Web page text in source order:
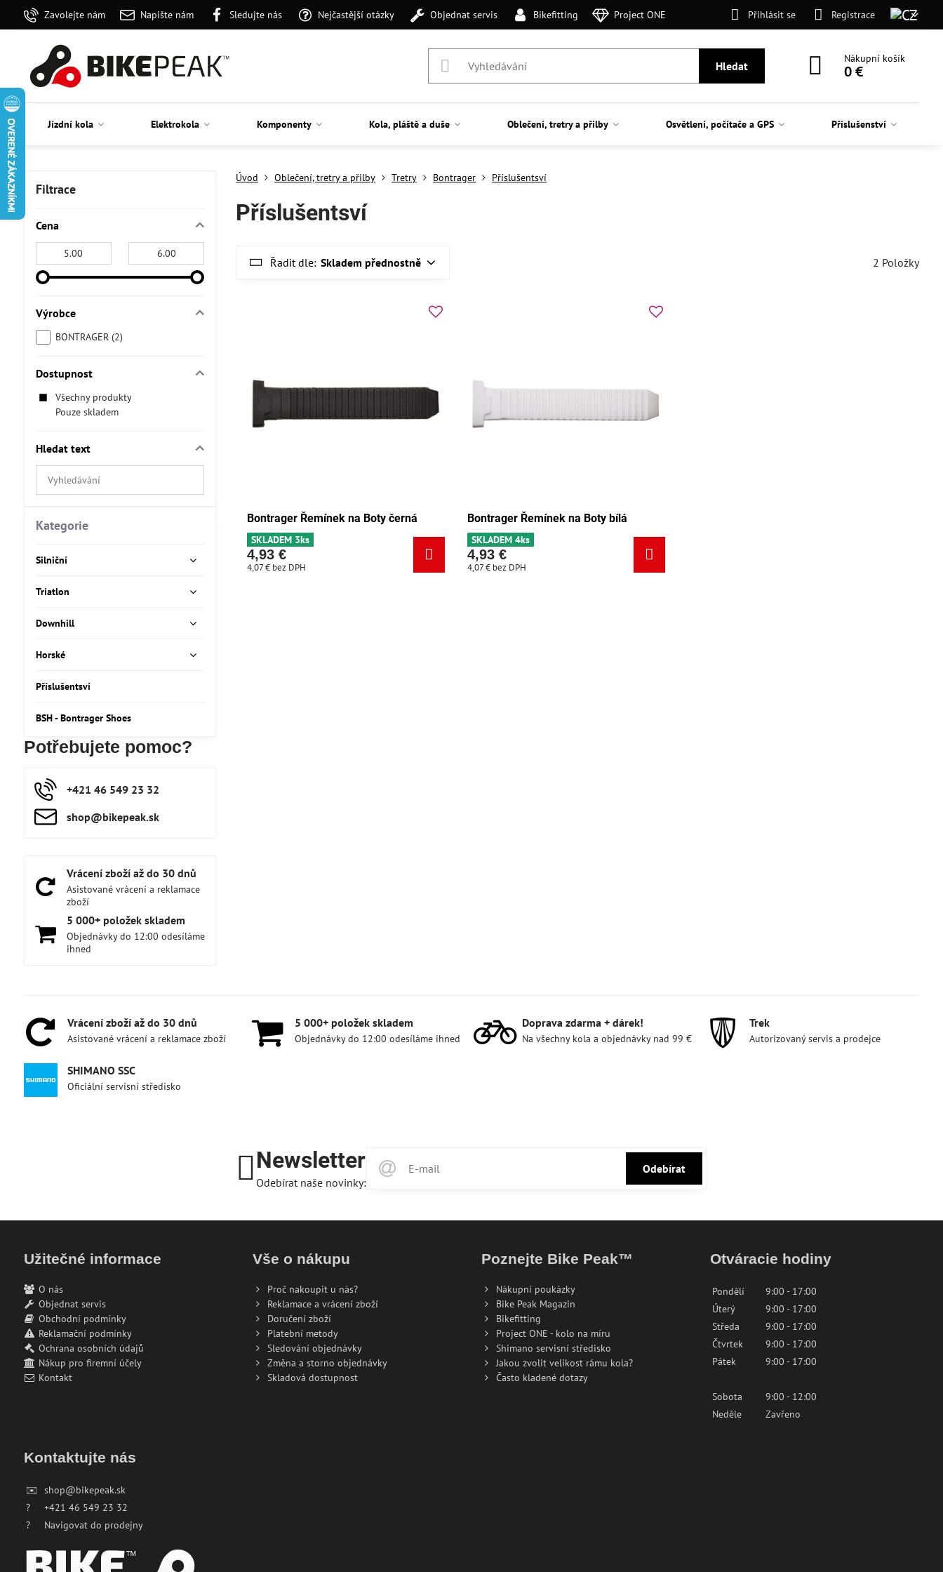
Zavolejte nám Napište nám Sledujte nás Nejčastější otázky Objednat servis Bikefitting Project ONE Přihlásit se Registrace
Hledat
Nákupní košík
0 €
Jízdní kola Elektrokola Komponenty Kola, pláště a duše Oblečení, tretry a přilby Osvětlení, počítače a GPS Příslušenství
Úvod Oblečení, tretry a přilby Tretry Bontrager Příslušentsví
Příslušentsví
Řadit dle: Skladem přednostně 2 Položky
Bontrager Řemínek na Boty černá
SKLADEM 3ks
4,93 €
4,07 € bez DPH
Bontrager Řemínek na Boty bílá
SKLADEM 4ks
4,93 €
4,07 € bez DPH
Filtrace
Cena
Výrobce
BONTRAGER (2)
Dostupnost
Všechny produkty
Pouze skladem
Hledat text
Prohledat
výsledky
fulltextem
Potřebujete pomoc?
+421 46 549 23 32
shop​@bikepeak​.sk
Vrácení zboží až do 30 dnů
Asistované vrácení a reklamace
zboží
5 000+ položek skladem
Objednávky do 12:00 odesíláme
ihned
Kategorie
Silniční
Triatlon
Downhill
Horské
Příslušentsví
BSH - Bontrager Shoes
Vrácení zboží až do 30 dnů
Asistované vrácení a reklamace zboží
5 000+ položek skladem
Objednávky do 12:00 odesíláme ihned
Doprava zdarma + dárek!
Na všechny kola a objednávky nad 99 €
Trek
Autorizovaný servis a prodejce
SHIMANO SSC
Oficiální servisní středisko
Newsletter
Odebírat naše novinky:
Odebírat
Užitečné informace
O nás
Objednat servis
Obchodní podmínky
Reklamační podmínky
Ochrana osobních údajů
Nákup pro firemní účely
Kontakt
Vše o nákupu
Proč nakoupit u nás?
Reklamace a vrácení zboží
Doručení zboží
Platební metody
Sledování objednávky
Změna a storno objednávky
Skladová dostupnost
Poznejte Bike Peak™
Nákupní poukázky
Bike Peak Magazin
Bikefitting
Project ONE - kolo na míru
Shimano servisní středisko
Jakou zvolit velikost rámu kola?
Často kladené dotazy
Otváracie hodiny
Pondělí
9:00 - 17:00
Úterý
9:00 - 17:00
Středa
9:00 - 17:00
Čtvrtek
9:00 - 17:00
Pátek
9:00 - 17:00
Sobota
9:00 - 12:00
Neděle
Zavřeno
Kontaktujte nás
✉️
shop@bikepeak.sk
?
+421 46 549 23 32
?
Navigovat do prodejny